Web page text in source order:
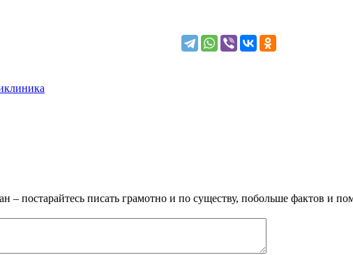
постарайтесь писать грамотно и по существу, побольше фактов и